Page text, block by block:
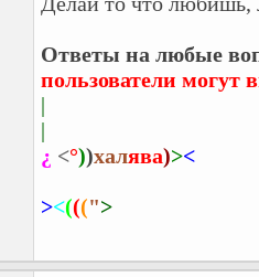
Ответы на любые
пользователи могут
|
|
¿ <°))халява)><
><(((">